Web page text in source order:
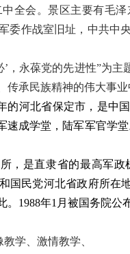
全会。景区主要有毛
委作战室旧址，中共中
’，永葆党的先进性”为
承民族精神的伟大事业
的河北省保定市 ，是中
速成学堂，陆军军官学堂
，是直隶省的最高军政
国民党河北省政府所在
。 1988年1月被国务院公
学、 激情教学、